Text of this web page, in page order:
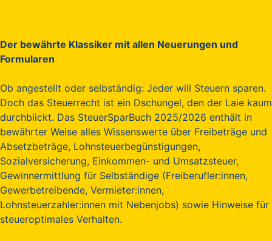
Der bewährte Klassiker mit allen Neuerungen und
Formularen
Ob angestellt oder selbständig: Jeder will Steuern sparen.
Doch das Steuerrecht ist ein Dschungel, den der Laie kaum
durchblickt. Das SteuerSparBuch 2025/2026 enthält in
bewährter Weise alles Wissenswerte über Freibeträge und
Absetzbeträge, Lohnsteuerbegünstigungen,
Sozialversicherung, Einkommen- und Umsatzsteuer,
Gewinnermittlung für Selbständige (Freiberufler:innen,
Gewerbetreibende, Vermieter:innen,
Lohnsteuerzahler:innen mit Nebenjobs) sowie Hinweise für
steueroptimales Verhalten.